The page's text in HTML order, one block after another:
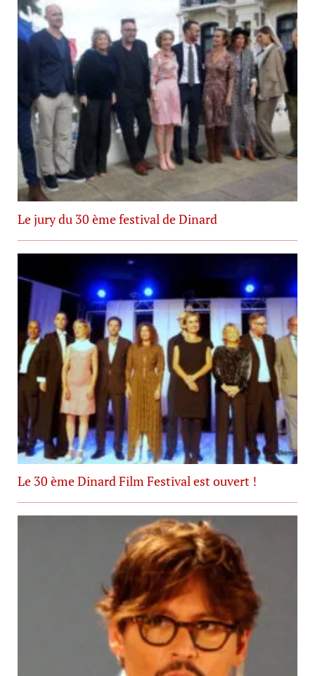
Le jury du 30 ème festival de Dinard
Le 30 ème Dinard Film Festival est ouvert !